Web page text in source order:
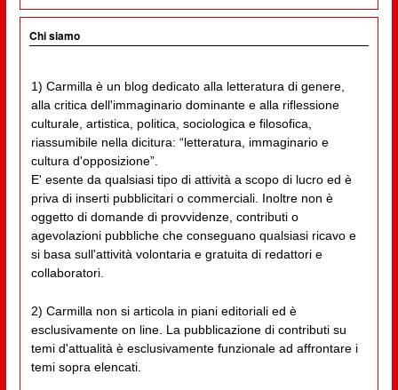
Chi siamo
1) Carmilla è un blog dedicato alla letteratura di genere,
alla critica dell'immaginario dominante e alla riflessione
culturale, artistica, politica, sociologica e filosofica,
riassumibile nella dicitura: “letteratura, immaginario e
cultura d'opposizione”.
E' esente da qualsiasi tipo di attività a scopo di lucro ed è
priva di inserti pubblicitari o commerciali. Inoltre non è
oggetto di domande di provvidenze, contributi o
agevolazioni pubbliche che conseguano qualsiasi ricavo e
si basa sull'attività volontaria e gratuita di redattori e
collaboratori.
2) Carmilla non si articola in piani editoriali ed è
esclusivamente on line. La pubblicazione di contributi su
temi d'attualità è esclusivamente funzionale ad affrontare i
temi sopra elencati.